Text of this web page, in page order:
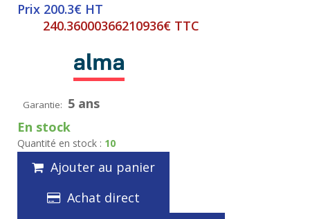
Prix 200.3€ HT
240.36000366210936€ TTC
Garantie: 5 ans
En stock
Quantité en stock : 10
Ajouter au panier
Achat direct